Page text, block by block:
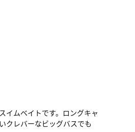
イムベイトです。ロングキャ
クレバーなビッグバスでも